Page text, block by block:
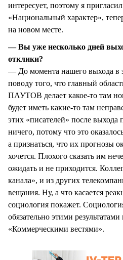
интересует, поэтому я
«Национальный характер»,
на новом месте.
— Вы уже несколько дней
отклики?
— До момента нашего выхода в
поводу того, что главный
ПАУТОВ делает какое-то там
будет иметь какие-то там
этих «писателей» после выхода
ничего, потому что это
а признаться, что их прогнозы
хочется. Плохого сказать им
ожидать и не приходится.
канала», и из других
вещания. Ну, а что касается
социология покажет.
обязательно этими
«Коммерческими вестями».